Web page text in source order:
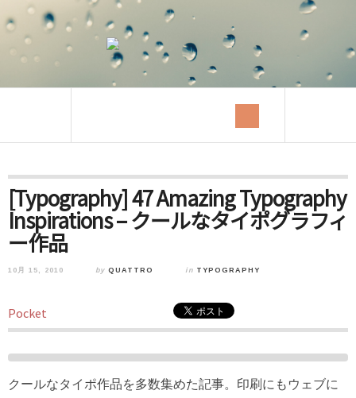
[Typography] 47 Amazing Typography
Inspirations – クールなタイポグラフィ
ー作品
10月 15, 2010 by QUATTRO in TYPOGRAPHY
Pocket
クールなタイポ作品を多数集めた記事。印刷にもウェブに